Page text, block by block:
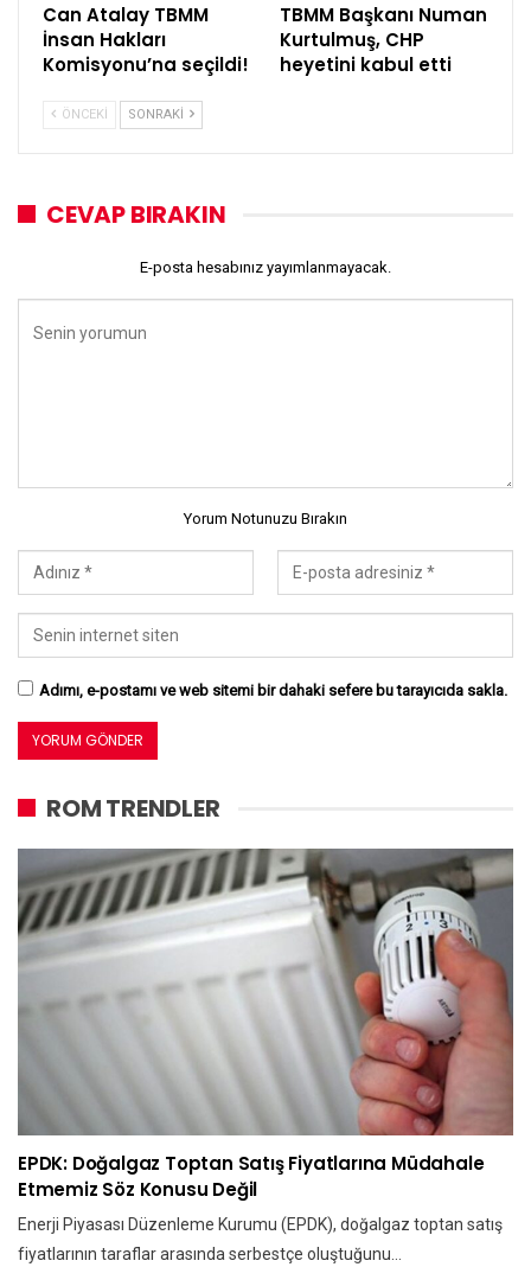
Can Atalay TBMM
İnsan Hakları
Komisyonu’na seçildi!
TBMM Başkanı Numan
Kurtulmuş, CHP
heyetini kabul etti
ÖNCEKI SONRAKI
CEVAP BIRAKIN
E-posta hesabınız yayımlanmayacak.
Yorum Notunuzu Bırakın
Adımı, e-postamı ve web sitemi bir dahaki sefere bu tarayıcıda sakla.
ROM TRENDLER
EPDK: Doğalgaz Toptan Satış Fiyatlarına Müdahale
Etmemiz Söz Konusu Değil
Enerji Piyasası Düzenleme Kurumu (EPDK), doğalgaz toptan satış
fiyatlarının taraflar arasında serbestçe oluştuğunu…